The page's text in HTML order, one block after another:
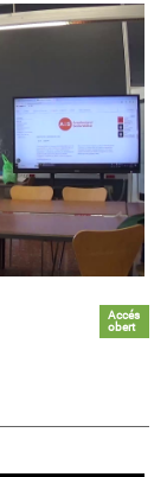
Accés
obert